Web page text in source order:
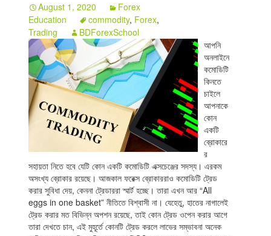
Open a live account
August 1, 2020
Forex
Education
commodity, Forex,
Trading
BDForexSchool
আপনি
অনলাইনে
কমোডিটি
কিনতে
চাইলে
আপনাকে
কোন
একটি
ব্রোকারে
র
সহায়তা নিতে হবে যেটি কোন একটি কমোডিটি এক্সচেঞ্জের সদস্য। এরকম
অসংখ্য ব্রোকার রয়েছে। আজকাল ফরেক্স ব্রোকাররাও কমোডিটি ট্রেড
করার সুবিধা দেয়, কেননা ট্রেডাররা স্মার্ট হচ্ছে। তারা এখন আর “All
eggs in one basket” নীতিতে বিশ্বাসী না। যেহেতু, হাতের নাগালেই
ট্রেড করার মত বিভিন্ন অপশন রয়েছে, তাই কোন ট্রেড ওপেন করার আগে
তারা দেখতে চান, এই মুহূর্তে কোনটি ট্রেড করলে লাভের সম্ভাবনা অনেক